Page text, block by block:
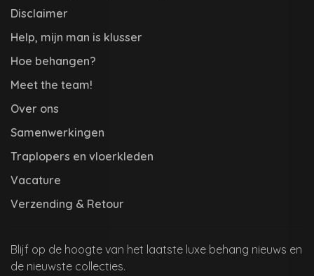
Disclaimer
Help, mijn man is klusser
Hoe behangen?
Meet the team!
Over ons
Samenwerkingen
Traplopers en vloerkleden
Vacature
Verzending & Retour
Blijf op de hoogte van het laatste luxe behang nieuws en
de nieuwste collecties.